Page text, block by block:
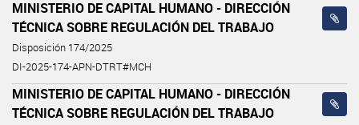
MINISTERIO DE CAPITAL HUMANO - DIRECCIÓN
TÉCNICA SOBRE REGULACIÓN DEL TRABAJO
Disposición 174/2025
DI-2025-174-APN-DTRT#MCH
MINISTERIO DE CAPITAL HUMANO - DIRECCIÓN
TÉCNICA SOBRE REGULACIÓN DEL TRABAJO